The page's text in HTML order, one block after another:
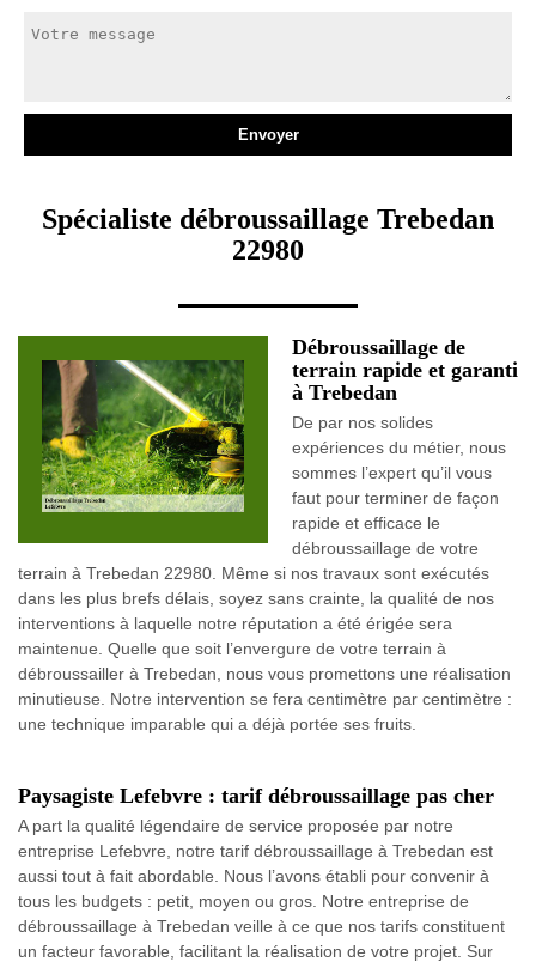
Spécialiste débroussaillage Trebedan
22980
Débroussaillage de
terrain rapide et garanti
à Trebedan
De par nos solides
expériences du métier, nous
sommes l’expert qu’il vous
faut pour terminer de façon
rapide et efficace le
débroussaillage de votre
terrain à Trebedan 22980. Même si nos travaux sont exécutés
dans les plus brefs délais, soyez sans crainte, la qualité de nos
interventions à laquelle notre réputation a été érigée sera
maintenue. Quelle que soit l’envergure de votre terrain à
débroussailler à Trebedan, nous vous promettons une réalisation
minutieuse. Notre intervention se fera centimètre par centimètre :
une technique imparable qui a déjà portée ses fruits.
Paysagiste Lefebvre : tarif débroussaillage pas cher
A part la qualité légendaire de service proposée par notre
entreprise Lefebvre, notre tarif débroussaillage à Trebedan est
aussi tout à fait abordable. Nous l’avons établi pour convenir à
tous les budgets : petit, moyen ou gros. Notre entreprise de
débroussaillage à Trebedan veille à ce que nos tarifs constituent
un facteur favorable, facilitant la réalisation de votre projet. Sur